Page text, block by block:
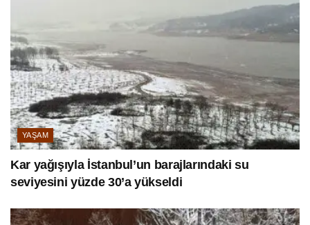
YAŞAM
Kar yağışıyla İstanbul’un barajlarındaki su
seviyesini yüzde 30’a yükseldi